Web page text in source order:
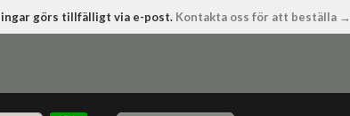
görs tillfälligt via e-post. Kontakta oss för att beställa →